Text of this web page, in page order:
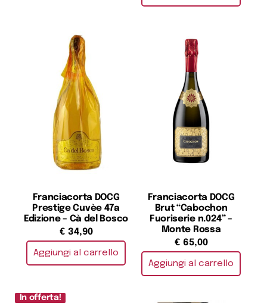
Franciacorta DOCG
Prestige Cuvèe 47a
Edizione – Cà del Bosco
€ 34,90
Aggiungi al carrello
Franciacorta DOCG
Brut “Cabochon
Fuoriserie n.024” –
Monte Rossa
€ 65,00
Aggiungi al carrello
In offerta!